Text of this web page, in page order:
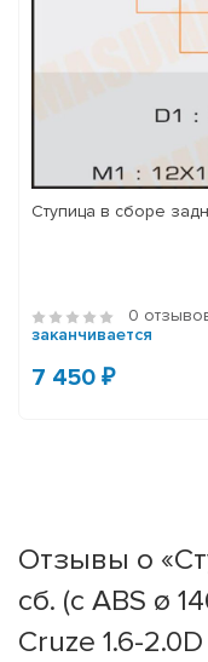
Ступица в сборе
0
заканчивается
7 450 ₽
Отзывы о
сб. (с ABS ø
Cruze 1.6-